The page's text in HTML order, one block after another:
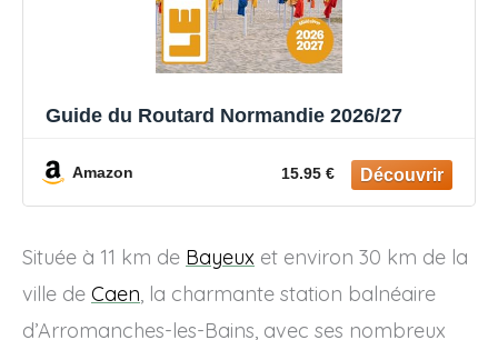
Guide du Routard Normandie 2026/27
Amazon 15.95 €
Située à 11 km de Bayeux et environ 30 km de la
ville de Caen, la charmante station balnéaire
d’Arromanches-les-Bains, avec ses nombreux